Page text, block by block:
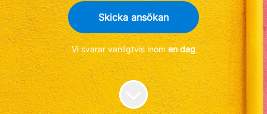
Skicka ansökan
Vi svarar vanligtvis inomen dag